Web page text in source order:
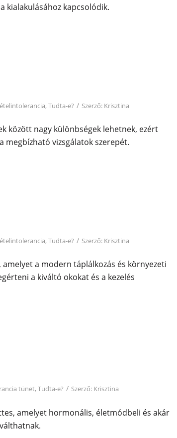
kialakulásához kapcsolódik.
, Tudta-e? / Szerző: Krisztina
között nagy különbségek lehetnek, ezért
megbízható vizsgálatok szerepét.
, Tudta-e? / Szerző: Krisztina
a modern táplálkozás és környezeti
a kiváltó okokat és a kezelés
tünet, Tudta-e? / Szerző: Krisztina
amelyet hormonális, életmódbeli és akár